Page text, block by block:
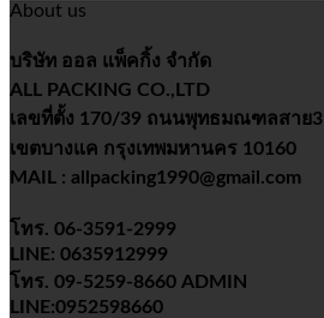
หมู่
About us
บริษัท ออล แพ็คกิ้ง จำกัด
ALL PACKING CO.,LTD
เลขที่ตั้ง 170/39 ถนนพุทธมณฑลสาย3
เขตบางแค กรุงเทพมหานคร 10160
MAIL : allpacking1990@gmail.com
โทร. 06-3591-2999
LINE: 0635912999
โทร. 09-5259-8660 ADMIN
LINE:0952598660